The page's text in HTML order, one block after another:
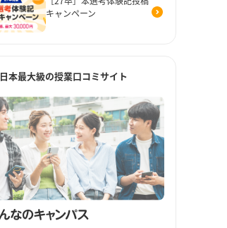
キャンペーン
日本最大級の授業口コミサイト